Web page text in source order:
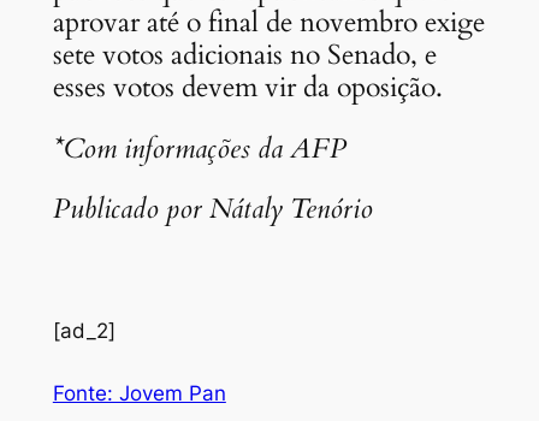
aprovar até o final de novembro exige
sete votos adicionais no Senado, e
esses votos devem vir da oposição.
*Com informações da AFP
Publicado por Nátaly Tenório
[ad_2]
Fonte: Jovem Pan